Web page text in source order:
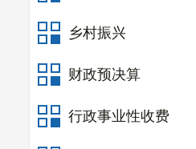
乡村振兴
财政预决算
行政事业性收费